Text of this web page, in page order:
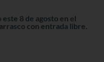
8 de agosto en el
con entrada libre.